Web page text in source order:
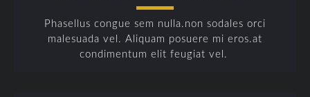
Phasellus congue sem nulla.non sodales orci
malesuada vel. Aliquam posuere mi eros.at
condimentum elit feugiat vel.